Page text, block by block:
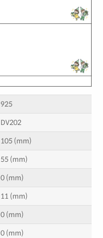
925
DV202
105 (mm)
55 (mm)
0 (mm)
11 (mm)
0 (mm)
0 (mm)